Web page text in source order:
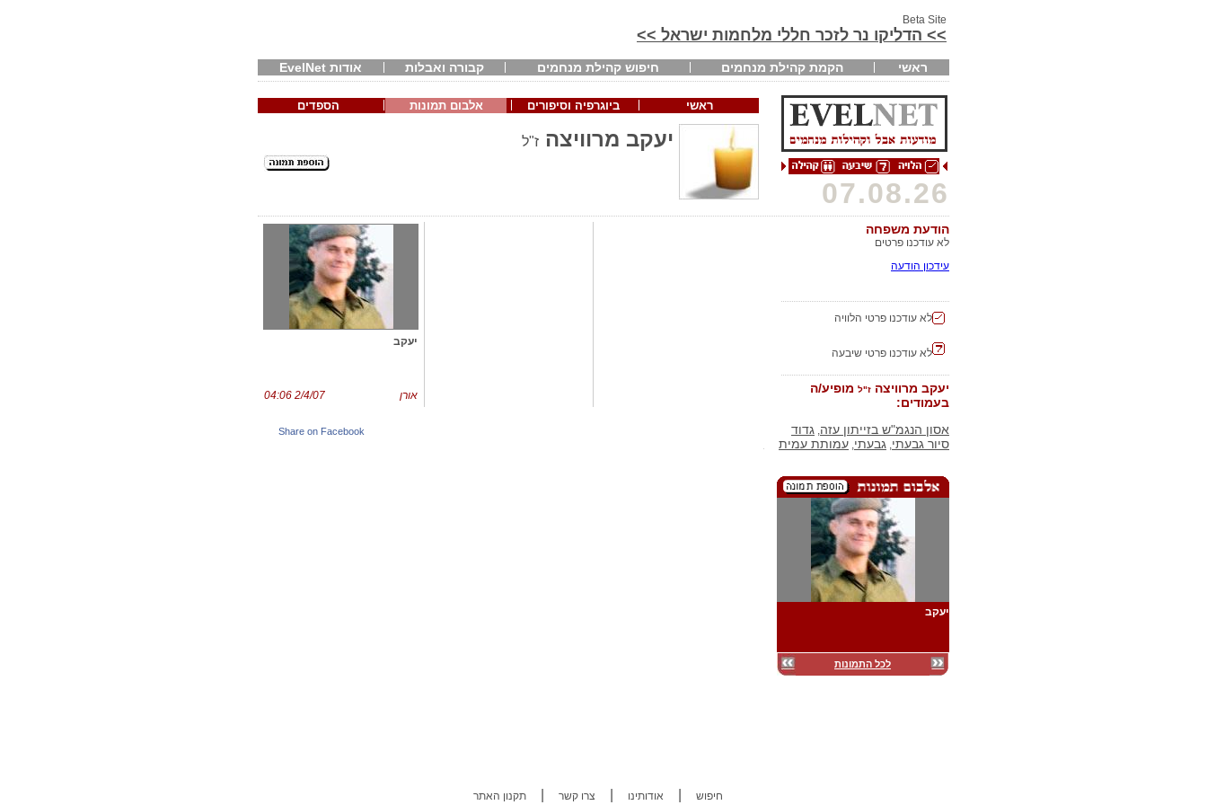
Beta Site
>> הדליקו נר לזכר חללי מלחמות ישראל >>
ראשי הקמת קהילת מנחמים חיפוש קהילת מנחמים קבורה ואבלות אודות EvelNet
ראשי ביוגרפיה וסיפורים אלבום תמונות הספדים
יעקב מרוויצה ז"ל
07.08.26
יעקב
אורן 2/4/07 04:06
Share on Facebook
הודעת משפחה
לא עודכנו פרטים
עידכון הודעה
לא עודכנו פרטי הלוויה
לא עודכנו פרטי שיבעה
יעקב מרוויצה ז"ל מופיע/ה
בעמודים:
אסון הנגמ"ש בזייתון עזה, גדוד
סיור גבעתי, גבעתי, עמותת עמית
יעקב
לכל התמונות
חיפוש אודותינו צרו קשר תקנון האתר